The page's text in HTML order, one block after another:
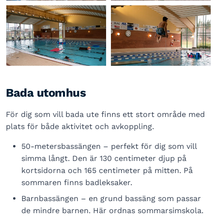
Bada utomhus
För dig som vill bada ute finns ett stort område med
plats för både aktivitet och avkoppling.
50-metersbassängen – perfekt för dig som vill
simma långt. Den är 130 centimeter djup på
kortsidorna och 165 centimeter på mitten. På
sommaren finns badleksaker.
Barnbassängen – en grund bassäng som passar
de mindre barnen. Här ordnas sommarsimskola.